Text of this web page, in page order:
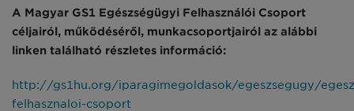
A Magyar GS1 Egészségügyi Felhasználói Csoport
céljairól, működéséről, munkacsoportjairól az alábbi
linken található részletes információ:
http://gs1hu.org/iparagimegoldasok/egeszsegugy/
felhasznaloi-csoport